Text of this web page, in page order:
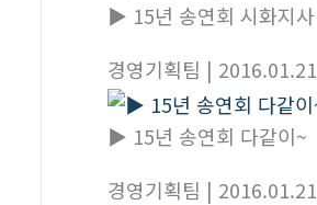
▶ 15년 송연회 시화지사
경영기획팀 | 2016.01.21
▶ 15년 송연회 다같이~
경영기획팀 | 2016.01.21